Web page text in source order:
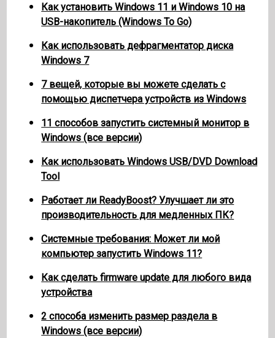
Как установить Windows 11 и Windows 10 на
USB-накопитель (Windows To Go)
Как использовать дефрагментатор диска
Windows 7
7 вещей, которые вы можете сделать с
помощью диспетчера устройств из Windows
11 способов запустить системный монитор в
Windows (все версии)
Как использовать Windows USB/DVD Download
Tool
Работает ли ReadyBoost? Улучшает ли это
производительность для медленных ПК?
Системные требования: Может ли мой
компьютер запустить Windows 11?
Как сделать firmware update для любого вида
устройства
2 способа изменить размер раздела в
Windows (все версии)